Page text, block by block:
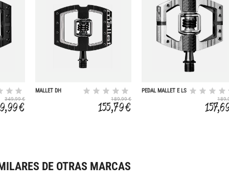
349,99 €
€
MALLET DH
189,99 €
155,79 €
PEDAL MALLET E LS
DE OTRAS MARCAS